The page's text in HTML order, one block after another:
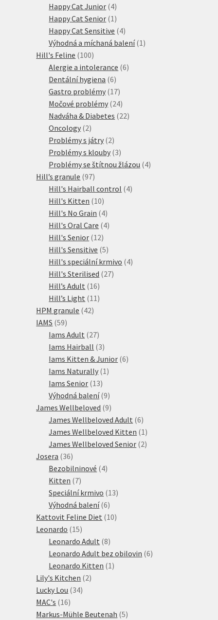
Happy Cat Junior 44
produkty
Happy Cat Senior 1 1
produkt
Happy Cat Sensitive 44
produkty
Výhodná a míchaná balení 1 1
Hill's Feline 100100
produktů
Alergie a intolerance 66
Dentální hygiena 66
produktů
Gastro problémy 1717
produktů
Močové problémy 2424
produktů
Nadváha & Diabetes 2222
Oncology 22
produkty
Problémy s játry 22
produkty
Problémy s klouby 33
produkty
Problémy se štítnou žlázou 44
Hill’s granule 9797
produktů
Hill's Hairball control 44
Hill's Kitten 1010
produktů
Hill's No Grain 44
produkty
Hill's Oral Care 44
Hill's Senior 1212
produktů
Hill's Sensitive 55
produktů
Hill's speciální krmivo 44
Hill's Sterilised 2727
Hill’s Adult 1616
produktů
Hill’s Light 11 11
HPM granule 4242
IAMS 5959
produktů
Iams Adult 2727
produktů
Iams Hairball 33
produkty
Iams Kitten & Junior 66
Iams Naturally 1 1
Iams Senior 1313
produktů
Výhodná balení 99
produktů
James Wellbeloved 99
produktů
James Wellbeloved Adult 66
produktů
James Wellbeloved Kitten 1 1
produkt
James Wellbeloved Senior 22
Josera 3636
produktů
Bezobilninové 44
Kitten 77
produktů
Speciální krmivo 1313
Výhodná balení 66
produktů
Kattovit Feline Diet 1010
Leonardo 1515
produktů
Leonardo Adult 88
produktů
Leonardo Adult bez obilovin 66
Leonardo Kitten 1 1
Lily's Kitchen 22
Lucky Lou 3434
MAC's 1616
produktů
Markus-Mühle Beutenah 55